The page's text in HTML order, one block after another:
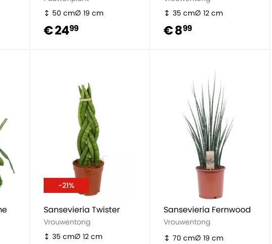
50 cm
19 cm
€ 2499
35 cm
12 cm
€ 899
-21%
Sansevieria Twister
Vrouwentong
35 cm
12 cm
Sansevieria Fernwood
Vrouwentong
70 cm
19 cm